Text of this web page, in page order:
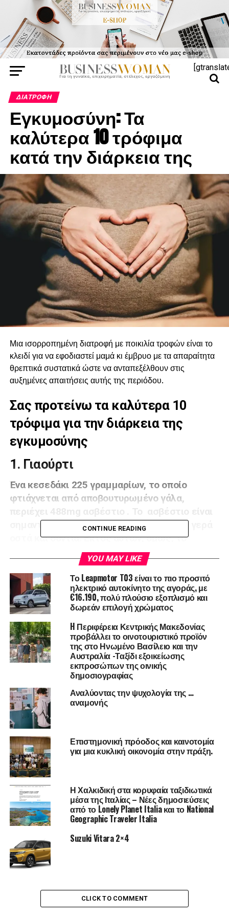
ΔΙΑΤΡΟΦΉ
Εγκυμοσύνη: Τα
καλύτερα 10 τρόφιμα
κατά την διάρκεια της
Μια ισορροπημένη διατροφή με ποικιλία τροφών είναι το
κλειδί για να εφοδιαστεί μαμά κι έμβρυο με τα απαραίτητα
θρεπτικά συστατικά ώστε να ανταπεξέλθουν στις
αυξημένες απαιτήσεις αυτής της περιόδου.
Σας προτείνω τα καλύτερα 10
τρόφιμα για την διάρκεια της
εγκυμοσύνης
1. Γιαούρτι
Ένα κεσεδάκι 225 γραμμαρίων, το οποίο
φτιάχνεται από αποβουτυρωμένο γάλα,
σημαντικό για το έμβρυο ώστε να χτίσει γερά
οστά και δόντια. Εκτός αυτών, όμως, το
ασβέστιο βοηθά στην καρδιά, τα νεύρα, τους
μυς, ενώ κάνει καλό και στη μέλλουσα μαμά,
μειώνοντας τον κίνδυνο της υπέρτασης και
της προεκλαμψίας. Επίσης περιέxει και
βιταμίνη D για την καλύτερη απορρόφηση του
ασβεστίου αλλά και προβιοτικά απαραίτητα
για την σωστή λειτουργία του εντέρου.
2. Σαρδέλες
Τα 100 γραμμάρια σαρδέλες με τα κόκαλα
έχουν 351mg ασβέστιο και ω3 λιπαρά οξέα
(0,74 γρ. DHA και 0,45 γρ. EPA). Περίπου το 70%
του εγκέφαλου αποτελείται από λίπη, ένα
Είναι απαραίτητα για την ανάπτυξη και τη
φυσιολογική λειτουργία του εγκεφάλου και
CONTINUE READING
YOU MAY LIKE
Το Leapmotor T03 είναι το πιο προσιτό
ηλεκτρικό αυτοκίνητο της αγοράς, με
€16.190, πολύ πλούσιο εξοπλισμό και
δωρεάν επιλογή χρώματος
H Περιφέρεια Κεντρικής Μακεδονίας
προβάλλει το οινοτουριστικό προϊόν
της στο Ηνωμένο Βασίλειο και την
Αυστραλία -Ταξίδι εξοικείωσης
εκπροσώπων της οινικής
δημοσιογραφίας
Αναλύοντας την ψυχολογία της …
αναμονής
Επιστημονική πρόοδος και καινοτομία
για μια κυκλική οικονομία στην πράξη.
Η Χαλκιδική στα κορυφαία ταξιδιωτικά
μέσα της Ιταλίας – Νέες δημοσιεύσεις
από το Lonely Planet Italia και το National
Geographic Traveler Italia
Suzuki Vitara 2×4
CLICK TO COMMENT